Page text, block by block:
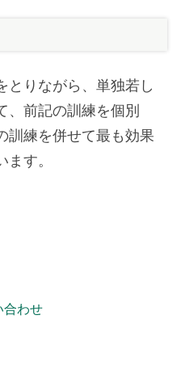
とりながら、単独若し
、前記の訓練を個別
訓練を併せて最も効果
す。
合わせ